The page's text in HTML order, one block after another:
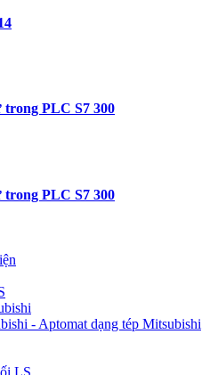
PLC S7 300
PLC S7 300
- Aptomat dạng tép Mitsubishi